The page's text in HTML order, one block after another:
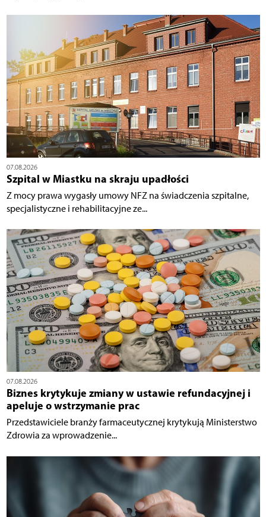
07.08.2026
Szpital w Miastku na skraju upadłości
Z mocy prawa wygasły umowy NFZ na świadczenia szpitalne,
specjalistyczne i rehabilitacyjne ze...
07.08.2026
Biznes krytykuje zmiany w ustawie refundacyjnej i
apeluje o wstrzymanie prac
Przedstawiciele branży farmaceutycznej krytykują Ministerstwo
Zdrowia za wprowadzenie...